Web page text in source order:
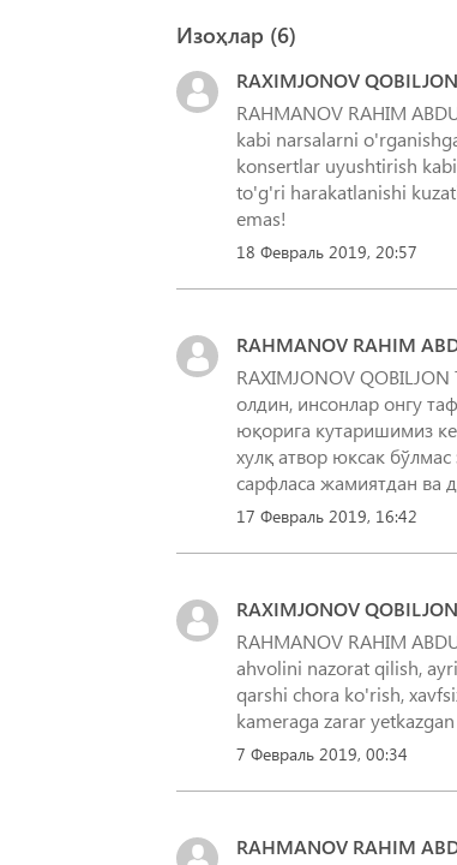
Изоҳлар (6)
RAXIMJONOV QOBILJON
RAHMANOV RAHIM
kabi narsalarni
konsertlar uyushtirish
to'g'ri harakatlanishi
emas!
18 Февраль 2019, 20:57
RAHMANOV RAHIM
RAXIMJONOV
олдин, инсонлар онгу
юқорига кутаришимиз
хулқ атвор юксак
сарфласа жамиятдан ва
17 Февраль 2019, 16:42
RAXIMJONOV QOBILJON
RAHMANOV RAHIM
ahvolini nazorat qilish,
qarshi chora ko'rish,
kameraga zarar
7 Февраль 2019, 00:34
RAHMANOV RAHIM